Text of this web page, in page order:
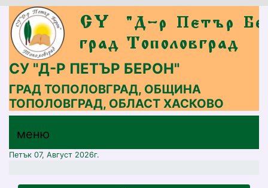
СУ "Д-Р ПЕТЪР БЕРОН"
ГРАД ТОПОЛОВГРАД, ОБЩИНА
ТОПОЛОВГРАД, ОБЛАСТ ХАСКОВО
меню горно
меню
меню
Петък 07, Август 2026г.